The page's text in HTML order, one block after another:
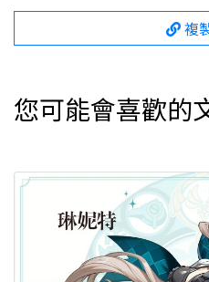
複
您可能會喜歡的